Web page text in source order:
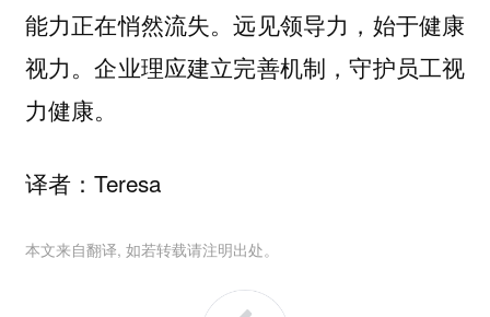
能力正在悄然流失。远见领导力，始于健康
视力。企业理应建立完善机制，守护员工视
力健康。
译者：Teresa
本文来自翻译, 如若转载请注明出处。